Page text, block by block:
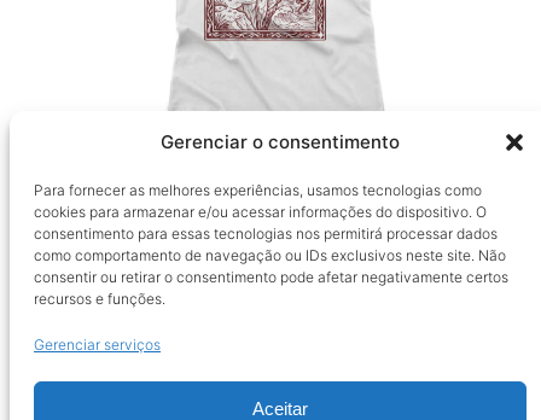
Gerenciar o consentimento
Para fornecer as melhores experiências, usamos tecnologias como
cookies para armazenar e/ou acessar informações do dispositivo. O
consentimento para essas tecnologias nos permitirá processar dados
como comportamento de navegação ou IDs exclusivos neste site. Não
consentir ou retirar o consentimento pode afetar negativamente certos
recursos e funções.
Gerenciar serviços
Aceitar
CAMISETA CLÁSSICA FEMININA LOUCO
(TAROT)